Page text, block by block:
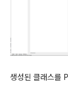
생성된 클래스